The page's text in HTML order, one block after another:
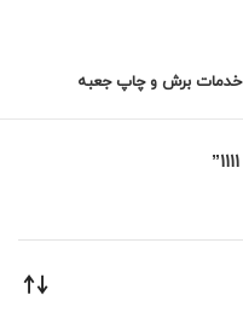
خدمات برش و چاپ جعبه